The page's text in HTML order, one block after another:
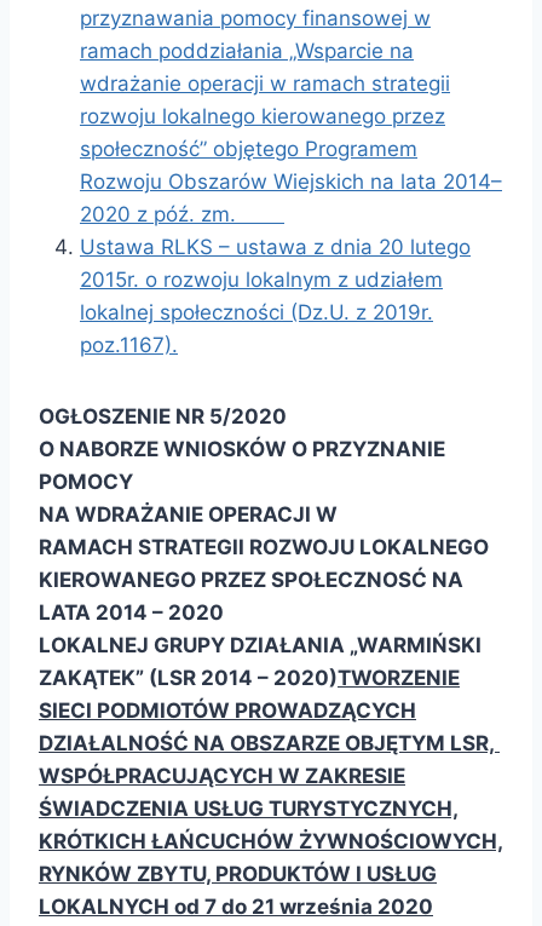
przyznawania pomocy finansowej w
ramach poddziałania „Wsparcie na
wdrażanie operacji w ramach strategii
rozwoju lokalnego kierowanego przez
społeczność” objętego Programem
Rozwoju Obszarów Wiejskich na lata 2014–
2020 z póź. zm.
Ustawa RLKS – ustawa z dnia 20 lutego
2015r. o rozwoju lokalnym z udziałem
lokalnej społeczności (Dz.U. z 2019r.
poz.1167).
OGŁOSZENIE NR 5/2020
O NABORZE WNIOSKÓW O PRZYZNANIE
POMOCY
NA WDRAŻANIE OPERACJI W
RAMACH STRATEGII ROZWOJU LOKALNEGO
KIEROWANEGO PRZEZ SPOŁECZNOSĆ NA
LATA 2014 – 2020
LOKALNEJ GRUPY DZIAŁANIA „WARMIŃSKI
ZAKĄTEK” (LSR 2014 – 2020)TWORZENIE
SIECI PODMIOTÓW PROWADZĄCYCH
DZIAŁALNOŚĆ NA OBSZARZE OBJĘTYM LSR,
WSPÓŁPRACUJĄCYCH W ZAKRESIE
ŚWIADCZENIA USŁUG TURYSTYCZNYCH,
KRÓTKICH ŁAŃCUCHÓW ŻYWNOŚCIOWYCH,
RYNKÓW ZBYTU, PRODUKTÓW I USŁUG
LOKALNYCH od 7 do 21 września 2020